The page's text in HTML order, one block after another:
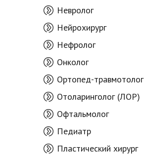
Невролог
Нейрохирург
Нефролог
Онколог
Ортопед-травмотолог
Отоларинголог (ЛОР)
Офтальмолог
Педиатр
Пластический хирург